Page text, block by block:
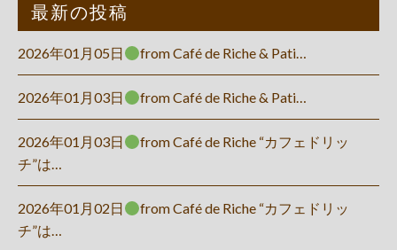
最新の投稿
2026年01月05日 from Café de Riche & Pati…
2026年01月03日 from Café de Riche & Pati…
2026年01月03日
from Café de Riche “カフェドリッ
チ”は…
2026年01月02日
from Café de Riche “カフェドリッ
チ”は…